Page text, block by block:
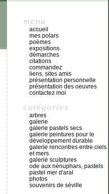
menu
accueil
mes polars
poèmes
expositions
démarches
citations
commandez
liens, sites amis
présentation personnelle
présentation des oeuvres
contactez moi
catégories
arbres
galerie
galerie pastels secs
galerie peintures pour le
développement durable
galerie rencontres entre ciels
et mers
galerie sculptures
ode aux nénuphars, pastels
pastel mer d'aral
photos
souvenirs de séville